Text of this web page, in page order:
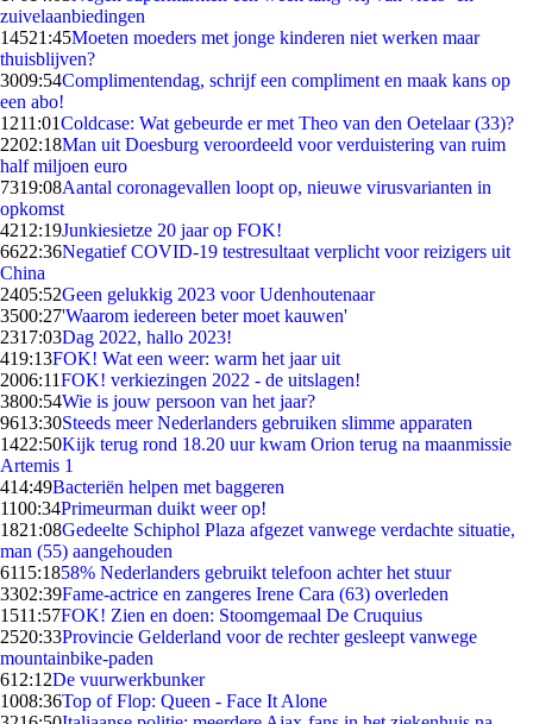
zuivelaanbiedingen
14521:45Moeten moeders met jonge kinderen niet werken maar
thuisblijven?
3009:54Complimentendag, schrijf een compliment en maak kans op
een abo!
1211:01Coldcase: Wat gebeurde er met Theo van den Oetelaar (33)?
2202:18Man uit Doesburg veroordeeld voor verduistering van ruim
half miljoen euro
7319:08Aantal coronagevallen loopt op, nieuwe virusvarianten in
opkomst
4212:19Junkiesietze 20 jaar op FOK!
6622:36Negatief COVID-19 testresultaat verplicht voor reizigers uit
China
2405:52Geen gelukkig 2023 voor Udenhoutenaar
3500:27'Waarom iedereen beter moet kauwen'
2317:03Dag 2022, hallo 2023!
419:13FOK! Wat een weer: warm het jaar uit
2006:11FOK! verkiezingen 2022 - de uitslagen!
3800:54Wie is jouw persoon van het jaar?
9613:30Steeds meer Nederlanders gebruiken slimme apparaten
1422:50Kijk terug rond 18.20 uur kwam Orion terug na maanmissie
Artemis 1
414:49Bacteriën helpen met baggeren
1100:34Primeurman duikt weer op!
1821:08Gedeelte Schiphol Plaza afgezet vanwege verdachte situatie,
man (55) aangehouden
6115:1858% Nederlanders gebruikt telefoon achter het stuur
3302:39Fame-actrice en zangeres Irene Cara (63) overleden
1511:57FOK! Zien en doen: Stoomgemaal De Cruquius
2520:33Provincie Gelderland voor de rechter gesleept vanwege
mountainbike-paden
612:12De vuurwerkbunker
1008:36Top of Flop: Queen - Face It Alone